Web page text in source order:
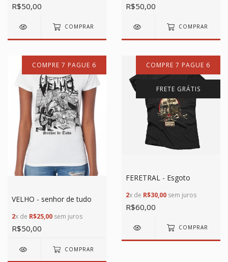
R$50,00
COMPRAR
R$50,00
COMPRAR
COMPRE 7 PAGUE 6
VELHO - senhor de tudo
2x de R$25,00 sem juros
R$50,00
COMPRAR
COMPRE 7 PAGUE 6
FRETE GRÁTIS
FERETRAL - Esgoto
2x de R$30,00 sem juros
R$60,00
COMPRAR